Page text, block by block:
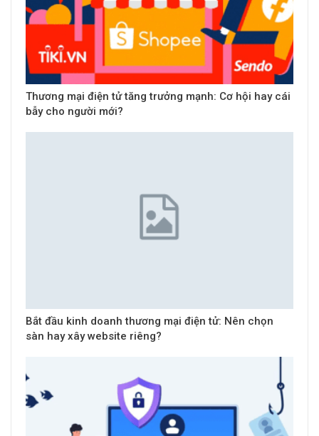
Thương mại điện tử tăng trưởng mạnh: Cơ hội hay cái
bẫy cho người mới?
Bắt đầu kinh doanh thương mại điện tử: Nên chọn
sàn hay xây website riêng?